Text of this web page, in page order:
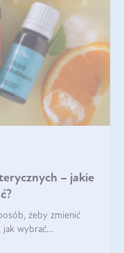
– jakie
żeby zmienić
jak wybrać